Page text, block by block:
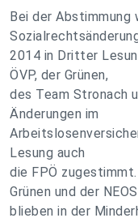
Bei der Abstimmung
2014 in Dritter
ÖVP, der Grünen,
des Team Stronach
Änderungen im
Lesung auch
die FPÖ
Grünen und der NEOS
blieben in der